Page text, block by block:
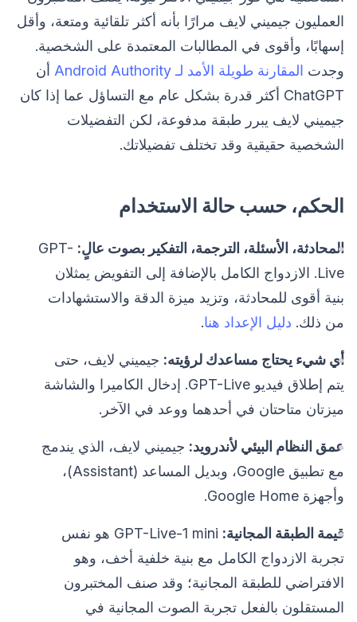
العمليون جيميني لايف مرارًا بأنه أكثر تلقائية ومتعة، وأقل
إسهابًا، وأقوى في المطالبات المعتمدة على الشخصية.
وجدت المقارنة طويلة الأمد لـ Android Authority
أن
ChatGPT أكثر قدرة بشكل عام مع التساؤل عما إذا كان
جيميني لايف يبرر طبقة مدفوعة، لكن التفضيلات
الشخصية حقيقية وقد تختلف تفضيلاتك.
الحكم، حسب حالة الاستخدام
المحادثة، الأسئلة، الترجمة، التفكير بصوت عالٍ: GPT-
Live. الازدواج الكامل بالإضافة إلى التفويض يمثلان
بنية أقوى للمحادثة، وتزيد ميزة الدقة والاستشهادات
من ذلك. دليل الإعداد هنا.
أي شيء يحتاج مساعدك لرؤيته: جيميني لايف، حتى
يتم إطلاق فيديو GPT-Live. إدخال الكاميرا والشاشة
ميزتان متاحتان في أحدهما ووعد في الآخر.
عمق النظام البيئي لأندرويد: جيميني لايف، الذي يندمج
مع تطبيق Google، وبديل المساعد (Assistant)،
وأجهزة Google Home.
قيمة الطبقة المجانية:
GPT-Live-1 mini هو نفس
تجربة الازدواج الكامل مع بنية خلفية أخف، وهو
الافتراضي للطبقة المجانية؛ وقد صنف المختبرون
المستقلون بالفعل تجربة الصوت المجانية في